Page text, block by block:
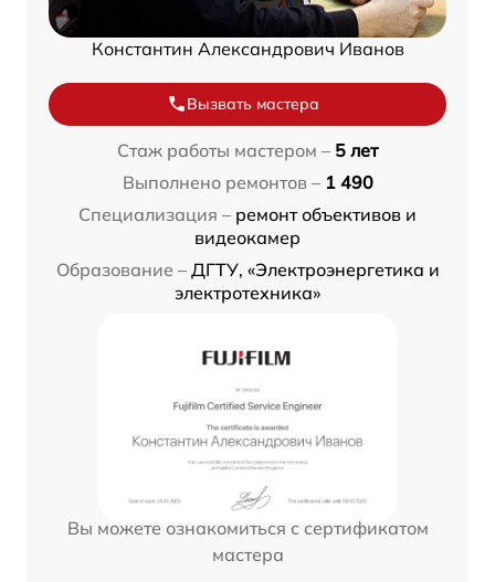
Константин Александрович Иванов
Вызвать мастера
Стаж работы мастером – 5 лет
Выполнено ремонтов – 1 490
Специализация – ремонт объективов и
видеокамер
Образование – ДГТУ, «Электроэнергетика и
электротехника»
Вы можете ознакомиться с сертификатом
мастера